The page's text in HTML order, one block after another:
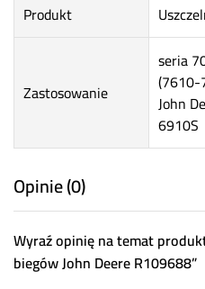
Produkt
Zastosowanie
seria
(7610-
John
6910S
Opinie (0)
Wyraź opinię na temat
biegów John Deere R109688”